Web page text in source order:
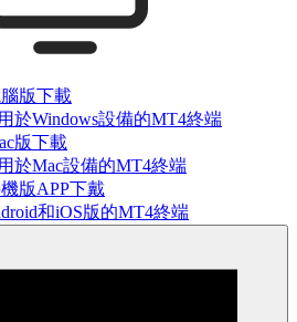
版下載
於Windows設備的MT4終端
版下載
於Mac設備的MT4終端
版APP下戴
和iOS版的MT4終端